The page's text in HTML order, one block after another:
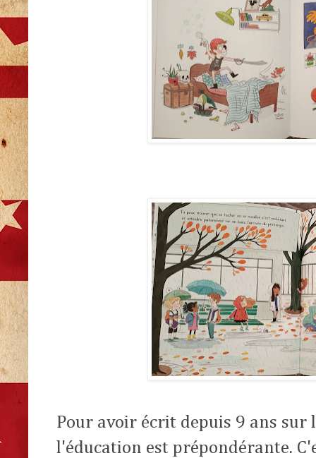
Pour avoir écrit depuis 9 ans sur
l'éducation est prépondérante.